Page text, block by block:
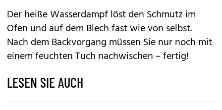
Der heiße Wasserdampf löst den Schmutz im
Ofen und auf dem Blech fast wie von selbst.
Nach dem Backvorgang müssen Sie nur noch mit
einem feuchten Tuch nachwischen – fertig!
LESEN SIE AUCH